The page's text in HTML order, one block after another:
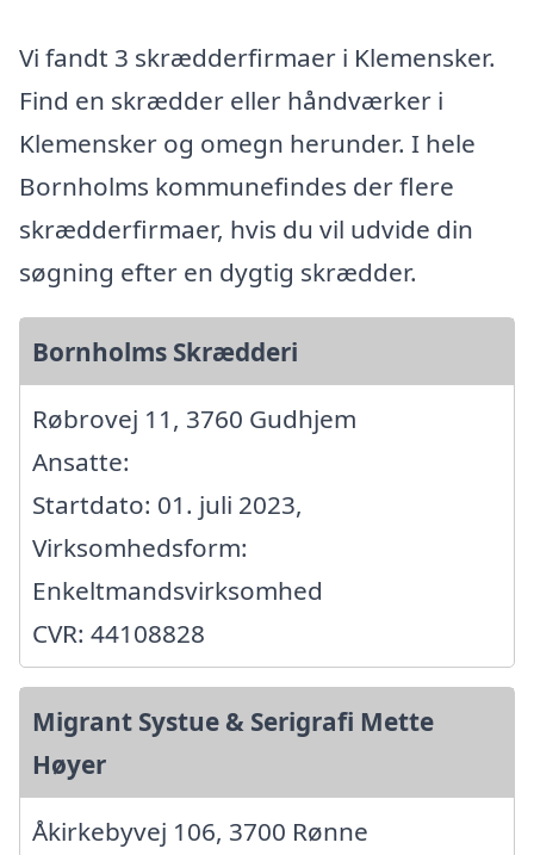
Vi fandt 3 skrædderfirmaer i Klemensker.
Find en skrædder eller håndværker i
Klemensker og omegn herunder. I hele
Bornholms kommunefindes der flere
skrædderfirmaer, hvis du vil udvide din
søgning efter en dygtig skrædder.
Bornholms Skrædderi
Røbrovej 11, 3760 Gudhjem
Ansatte:
Startdato: 01. juli 2023,
Virksomhedsform:
Enkeltmandsvirksomhed
CVR: 44108828
Migrant Systue & Serigrafi Mette
Høyer
Åkirkebyvej 106, 3700 Rønne